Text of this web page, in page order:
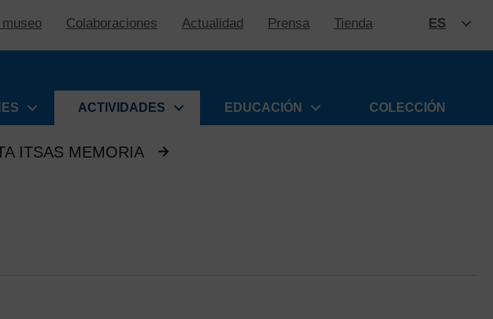
Colaboraciones Actualidad Prensa Tienda ES
ACTIVIDADES EDUCACIÓN COLECCIÓN
ITSAS MEMORIA